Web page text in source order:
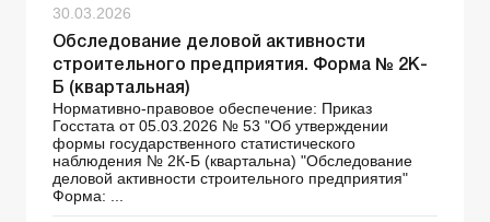
30.03.2026
Обследование деловой активности
строительного предприятия. Форма № 2К-
Б (квартальная)
Нормативно-правовое обеспечение: Приказ
Госстата от 05.03.2026 № 53 "Об утверждении
формы государственного статистического
наблюдения № 2К-Б (квартальна) "Обследование
деловой активности строительного предприятия"
Форма: ...